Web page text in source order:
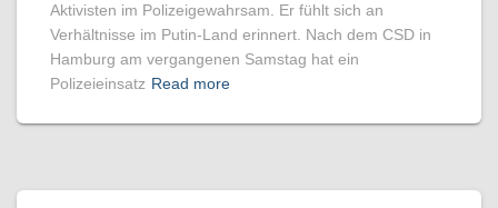
Aktivisten im Polizeigewahrsam. Er fühlt sich an
Verhältnisse im Putin-Land erinnert. Nach dem CSD in
Hamburg am vergangenen Samstag hat ein
Polizeieinsatz Read more